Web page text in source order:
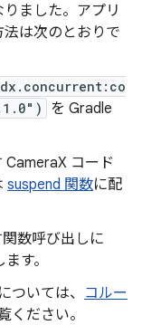
ました。アプリ
は次のとおりで
を Gradle
CameraX コード
suspend 関数に配
数呼び出しに
す。
ついては、 コルー
ください。